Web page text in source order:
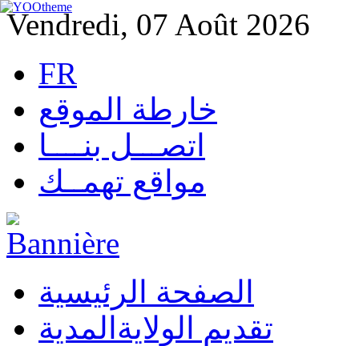
Vendredi, 07 Août 2026
FR
خارطة الموقع
اتصـــل بنــــا
مواقع تهمــك
الصفحة الرئيسية
تقديم الولاية المدية